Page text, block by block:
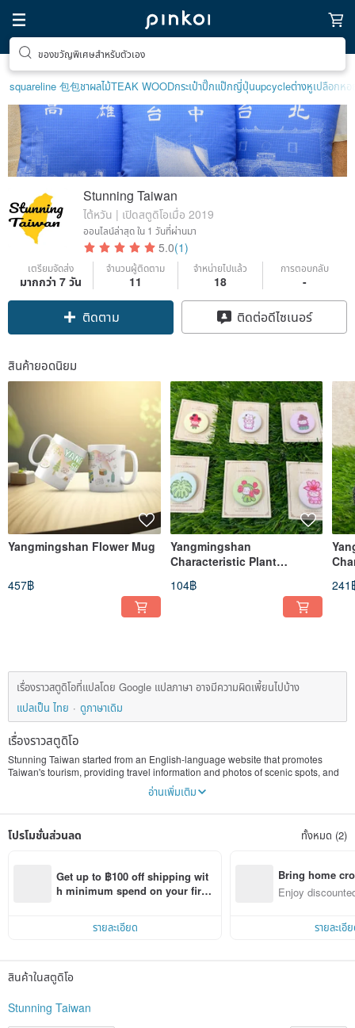
ของขวัญพิเศษสำหรับตัวเอง
squareline 包包ชาผลไม้TEAK WOODกระเป๋าปิ๊กแป๊กญี่ปุ่นupcycleต่างหูเปลือกหอ
Stunning Taiwan
ไต้หวัน | เปิดสตูดิโอเมื่อ 2019
ออนไลน์ล่าสุดใน 1 วันที่ผ่านมา
5.0(1)
เตรียมจัดส่ง
มากกว่า 7 วัน
จำนวนผู้ติดตาม
11
จำหน่ายไปแล้ว
18
การตอบกลับ
-
ติดตาม ติดต่อดีไซเนอร์
สินค้ายอดนิยม
Yangmingshan Flower Mug
457฿
Yangmingshan
Characteristic Plant
Pictorial Badge
104฿ 241
เรื่องราวสตูดิโอที่แปลโดย Google แปลภาษา อาจมีความผิดเพี้ยนไปบ้าง
แปลเป็น ไทย
ดูภาษาเดิม
เรื่องราวสตูดิโอ
Stunning Taiwan started from an English-language website that promotes
Taiwan's tourism, providing travel information and photos of scenic spots, and
transforming cultural and creative. The brand owner "Sun" was a foreign
language guide in the past. He led the world's tourists to tour all over Taiwan.
products, Taiwan Further advance to the world. We adhere to the concept of
every traveler to Taiwan.
อ่านเพิ่มเติม
โปรโมชั่นส่วนลด ทั้งหมด (2)
Get up to ฿100 off shipping wit
h minimum spend on your first
รายละเอียด
Bring home
n with ease
Enjoy
รายละเอี
สินค้าในสตูดิโอ
Stunning Taiwan